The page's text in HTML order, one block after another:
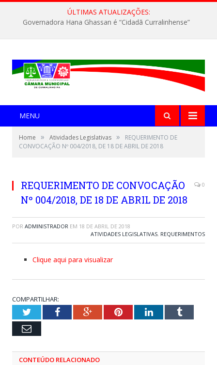
ÚLTIMAS ATUALIZAÇÕES:
Governadora Hana Ghassan é “Cidadã Curralinhense”
MENU
Home » Atividades Legislativas »
REQUERIMENTO DE
CONVOCAÇÃO Nº 004/2018, DE 18 DE ABRIL DE 2018
REQUERIMENTO DE CONVOCAÇÃO
Nº 004/2018, DE 18 DE ABRIL DE 2018
0
POR ADMINISTRADOR EM 18 DE ABRIL DE 2018
ATIVIDADES LEGISLATIVAS, REQUERIMENTOS
Clique aqui para visualizar
COMPARTILHAR:
TwitterFacebookGoogle+PinterestLinkedInTumblr
Email
CONTEÚDO RELACIONADO